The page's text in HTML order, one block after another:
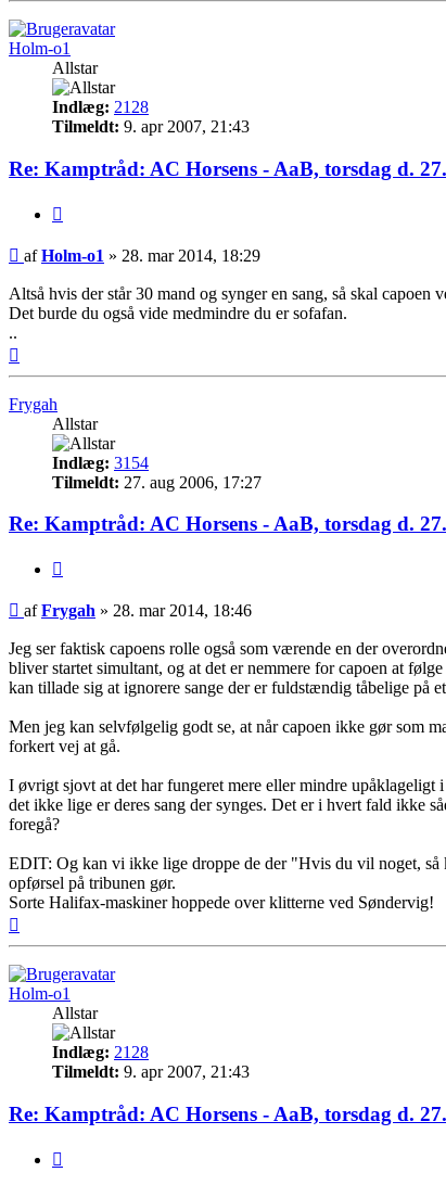
Holm-o1
Allstar
Indlæg: 2128
Tilmeldt: 9. apr 2007, 21:43
Re: Kamptråd: AC Horsens - AaB, torsdag d.
Indlæg
afHolm-o1 » 28. mar 2014, 18:29
Altså hvis der står 30 mand og synger en sang, så skal
Det burde du også vide medmindre du er sofafan.
..
Frygah
Allstar
Indlæg: 3154
Tilmeldt: 27. aug 2006, 17:27
Re: Kamptråd: AC Horsens - AaB, torsdag d.
Indlæg
afFrygah » 28. mar 2014, 18:46
Jeg ser faktisk capoens rolle også som værende en der
bliver startet simultant, og at det er nemmere for capoen at
kan tillade sig at ignorere sange der er fuldstændig tåbelige på
Men jeg kan selvfølgelig godt se, at når capoen ikke gør som
forkert vej at gå.
I øvrigt sjovt at det har fungeret mere eller mindre
det ikke lige er deres sang der synges. Det er i hvert fald ikke
foregå?
EDIT: Og kan vi ikke lige droppe de der "Hvis du vil noget, så
opførsel på tribunen gør.
Sorte Halifax-maskiner hoppede over klitterne ved Søndervig!
Holm-o1
Allstar
Indlæg: 2128
Tilmeldt: 9. apr 2007, 21:43
Re: Kamptråd: AC Horsens - AaB, torsdag d.